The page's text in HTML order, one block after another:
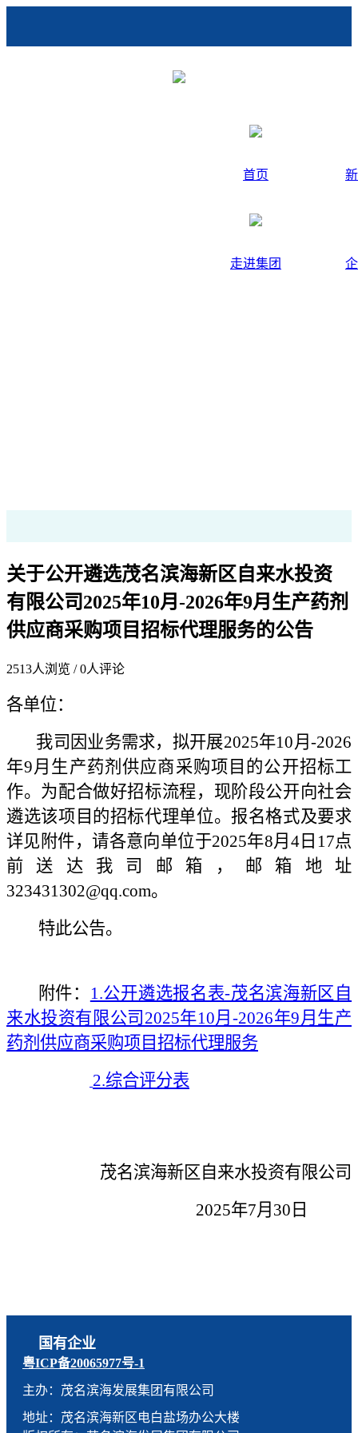
首页
走进集团
关于公开遴选茂名滨海新区自来水投资
有限公司2025年10月-2026年9月生产药剂
供应商采购项目招标代理服务的公告
2513人浏览 /0人评论
各单位：
我司因业务需求，拟开展2025年10月-2026
年9月生产药剂供应商采购项目 的公开招标工
作。为配合做好招标流程，现阶段公开向社会
遴选该项目的招标代理单位。报名格式及要求
详见附件，请各意向单位于2025年8月 4日17点
前送达 我司 邮箱，邮箱地址
323431302@qq.com。
特此公告。
附件： 1.公开遴选报名表-茂名滨海新区自
来水投资有限公司2025年10月-2026年9月生产
药剂供应商采购项目招标代理服务
2.综合评分表
茂名滨海新区自来水投资有限公司
2025年7月 30 日
国有企业
粤ICP备20065977号-1
主办：茂名滨海发展集团有限公司
地址：茂名滨海新区电白盐场办公大楼